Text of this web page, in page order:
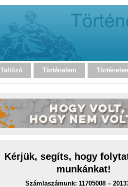
Tallózó Történelem
Kérjük, segíts, hogy
munkánkat!
Számlaszámunk: 11705008 –